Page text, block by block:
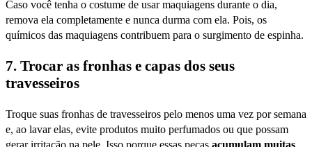
Caso você tenha o costume de usar maquiagens durante o dia,
remova ela completamente e nunca durma com ela. Pois, os
químicos das maquiagens contribuem para o surgimento de espinha.
7. Trocar as fronhas e capas dos seus
travesseiros
Troque suas fronhas de travesseiros pelo menos uma vez por semana
e, ao lavar elas, evite produtos muito perfumados ou que possam
gerar irritação na pele. Isso porque essas peças acumulam muitas